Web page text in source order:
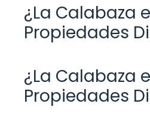
¿La Calabaza
Propiedades
¿La Calabaza
Propiedades